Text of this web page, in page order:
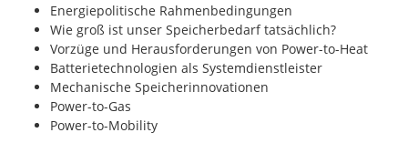
Energiepolitische Rahmenbedingungen
Wie groß ist unser Speicherbedarf tatsächlich?
Vorzüge und Herausforderungen von Power-to-Heat
Batterietechnologien als Systemdienstleister
Mechanische Speicherinnovationen
Power-to-Gas
Power-to-Mobility